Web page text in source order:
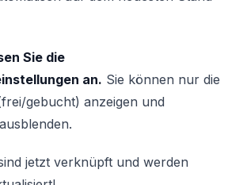
Sie die
an. Sie können nur die
gebucht) anzeigen und
jetzt verknüpft und werden